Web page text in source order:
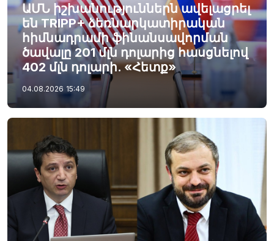
ԱՄՆ իշխանություններն ավելացրել
են TRIPP+ ձեռնարկատիրական
հիմնադրամի ֆինանսավորման
ծավալը 201 մլն դոլարից հասցնելով
402 մլն դոլարի. «Հետք»
04.08.2026 15:49